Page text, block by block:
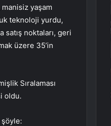
manisiz yaşam
teknoloji yurdu,
noktaları, geri
üzere 35’in
Sıralaması
oldu.
şöyle: